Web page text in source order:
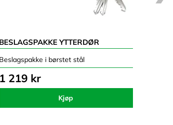
BESLAGSPAKKE YTTERDØR
Beslagspakke i børstet stål
1 219 kr
Kjøp